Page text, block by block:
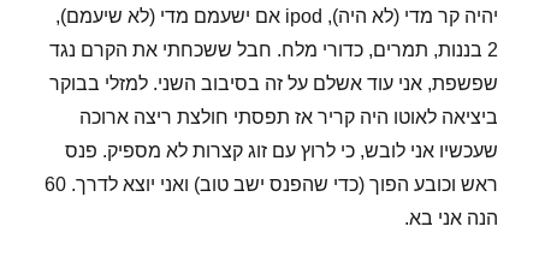
יהיה קר מדי (לא היה), ipod אם ישעמם מדי (לא שיעמם),
2 בננות, תמרים, כדורי מלח. חבל ששכחתי את הקרם נגד
שפשפת, אני עוד אשלם על זה בסיבוב השני. למזלי בבוקר
ביציאה לאוטו היה קריר אז תפסתי חולצת ריצה ארוכה
שעכשיו אני לובש, כי לרוץ עם זוג קצרות לא מספיק. פנס
ראש וכובע הפוך (כדי שהפנס ישב טוב) ואני יוצא לדרך. 60
הנה אני בא.